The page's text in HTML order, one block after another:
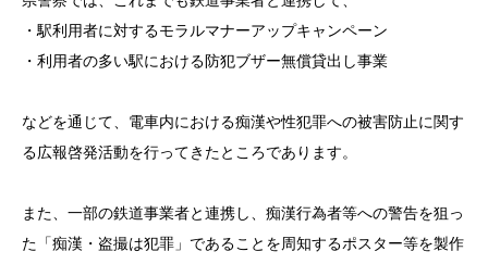
・駅利用者に対するモラルマナーアップキャンペーン
・利用者の多い駅における防犯ブザー無償貸出し事業
などを通じて、電車内における痴漢や性犯罪への被害防止に関す
る広報啓発活動を行ってきたところであります。
また、一部の鉄道事業者と連携し、痴漢行為者等への警告を狙っ
た「痴漢・盗撮は犯罪」であることを周知するポスター等を製作